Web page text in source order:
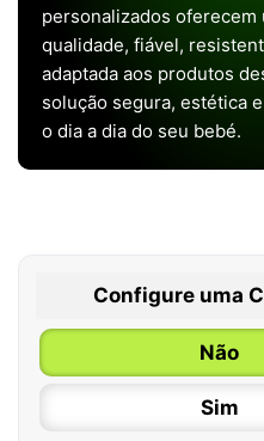
personalizados oferecem
qualidade, fiável,
adaptada aos produtos
solução segura, estética
o dia a dia do seu bebé.
Configure uma
Não
Sim